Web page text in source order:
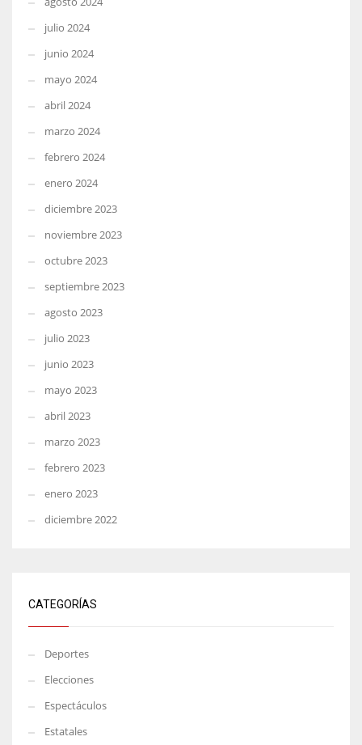
julio 2024
junio 2024
mayo 2024
abril 2024
marzo 2024
febrero 2024
enero 2024
diciembre 2023
noviembre 2023
octubre 2023
septiembre 2023
agosto 2023
julio 2023
junio 2023
mayo 2023
abril 2023
marzo 2023
febrero 2023
enero 2023
diciembre 2022
CATEGORÍAS
Deportes
Elecciones
Espectáculos
Estatales